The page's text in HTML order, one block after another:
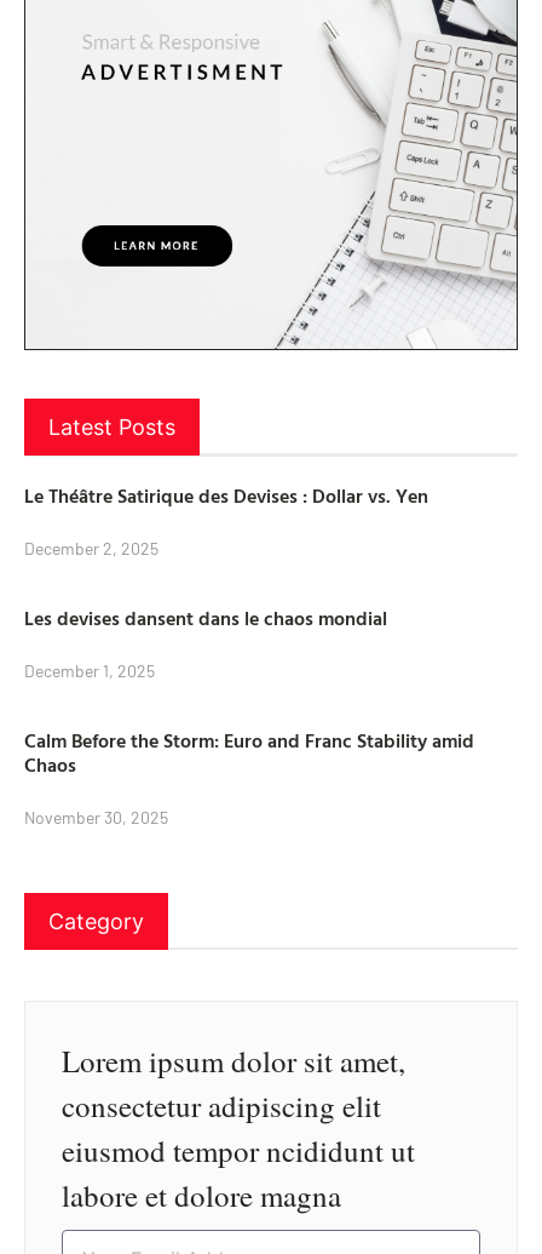
Latest Posts
Le Théâtre Satirique des Devises : Dollar vs. Yen
December 2, 2025
Les devises dansent dans le chaos mondial
December 1, 2025
Calm Before the Storm: Euro and Franc Stability amid
Chaos
November 30, 2025
Category
Lorem ipsum dolor sit amet,
consectetur adipiscing elit
eiusmod tempor ncididunt ut
labore et dolore magna